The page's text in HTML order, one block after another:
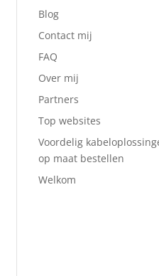
Blog
Contact mij
FAQ
Over mij
Partners
Top websites
Voordelig
op maat bestellen
Welkom